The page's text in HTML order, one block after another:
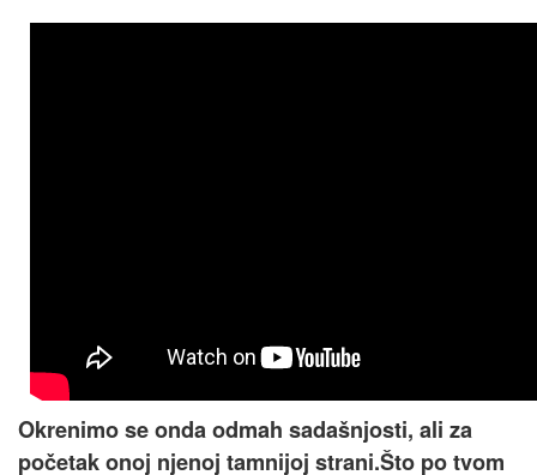
Okrenimo se onda odmah sadašnjosti, ali za
početak onoj njenoj tamnijoj strani.Što po tvom